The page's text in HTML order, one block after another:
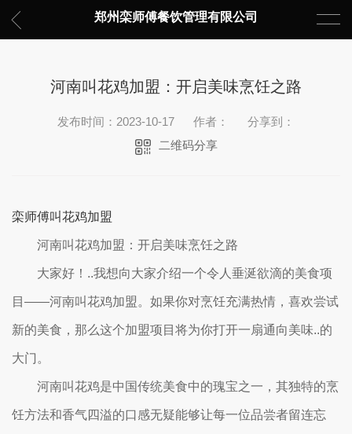
郑州栾师傅餐饮管理有限公司
河南叫花鸡加盟：开启美味烹饪之路
发布时间：2023-10-17 作者：
分享到：
二维码分享
栾师傅叫花鸡加盟
河南叫花鸡加盟：开启美味烹饪之路
大家好！..我想向大家介绍一个令人垂涎欲滴的美食项
目——河南叫花鸡加盟。如果你对烹饪充满热情，喜欢尝试
新的美食，那么这个加盟项目将为你打开一扇通向美味..的
大门。
河南叫花鸡是中国传统美食中的瑰宝之一，其独特的烹
饪方法和香气四溢的口感无疑能够让每一位品尝者留连忘